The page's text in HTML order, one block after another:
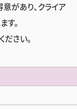
があり、クライア
す。
さい。